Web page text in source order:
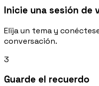
Inicie una sesión de
Elija un tema y
conversación.
3
Guarde el recuerdo